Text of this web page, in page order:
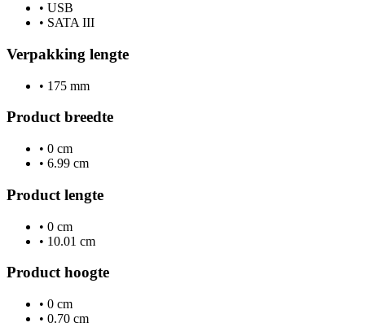
• USB
• SATA III
Verpakking lengte
• 175 mm
Product breedte
• 0 cm
• 6.99 cm
Product lengte
• 0 cm
• 10.01 cm
Product hoogte
• 0 cm
• 0.70 cm